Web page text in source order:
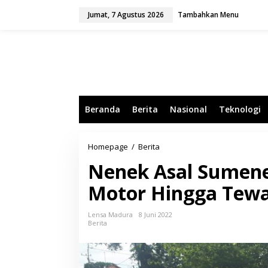
Jumat, 7 Agustus 2026 Tambahkan Menu
Beranda Berita Nasional Teknologi
Homepage / Berita
n
e
k
A
s
S
u
m
Nenek Asal
Motor Hingga
Lensa Madura
8 Juni 2022
Berita